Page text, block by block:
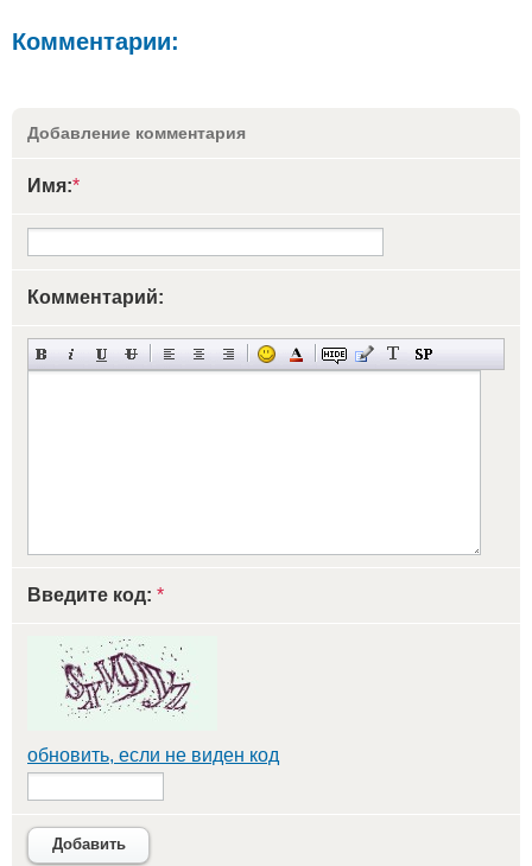
Комментарии:
Добавление комментария
Имя:*
Комментарий:
Введите код: *
обновить, если не виден код
Добавить